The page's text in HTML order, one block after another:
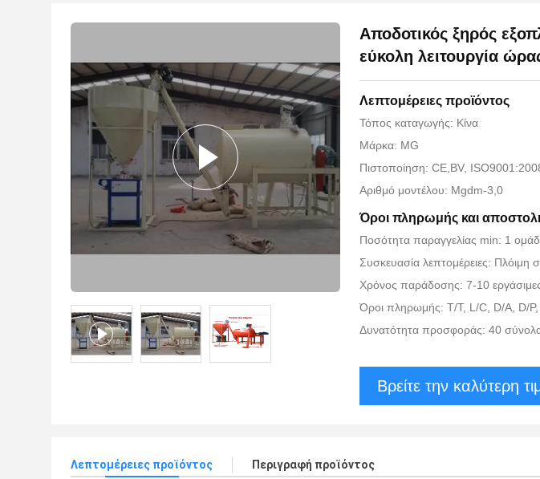
Αποδοτικός ξηρός
εύκολη λειτουργία
Λεπτομέρειες προϊόντος
Τόπος καταγωγής: Κίνα
Μάρκα: MG
Πιστοποίηση: CE,BV,
Αριθμό μοντέλου: Mgdm-3,0
Όροι πληρωμής και
Ποσότητα παραγγελίας min: 1
Συσκευασία λεπτομέρειες: Πλόιμη
Χρόνος παράδοσης: 7-10
Όροι πληρωμής: T/T, L/C, D/A, D/
Δυνατότητα προσφοράς: 40
Βρείτε την καλύτερη
Λεπτομέρειες προϊόντος Περιγραφή προϊόντος